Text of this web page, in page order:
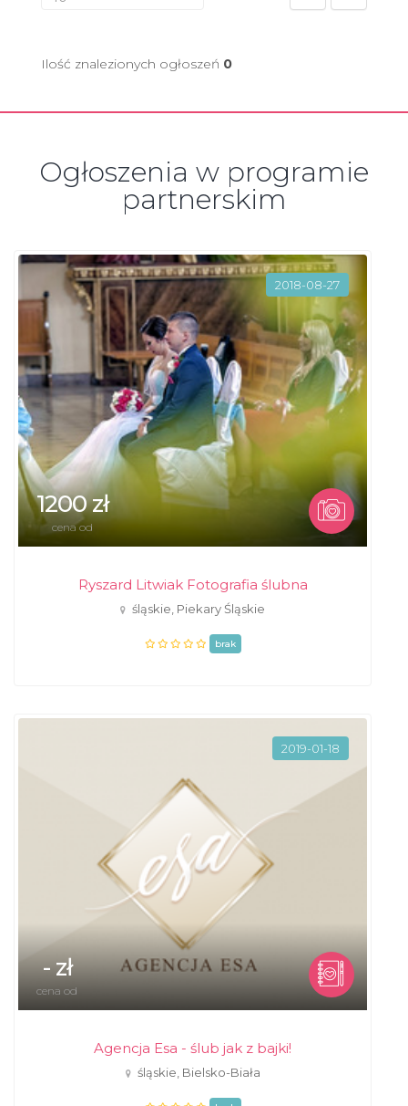
Ilość znalezionych ogłoszeń 0
Ogłoszenia w programie
partnerskim
2018-08-27
1200 zł
cena od
Ryszard Litwiak Fotografia ślubna
śląskie, Piekary Śląskie
brak
2019-01-18
- zł
cena od
Agencja Esa - ślub jak z bajki!
śląskie, Bielsko-Biała